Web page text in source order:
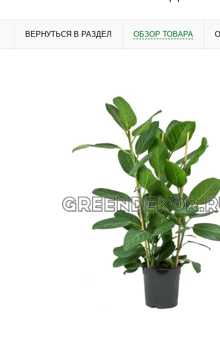
ВЕРНУТЬСЯ В РАЗДЕЛ ОБЗОР ТОВАРА